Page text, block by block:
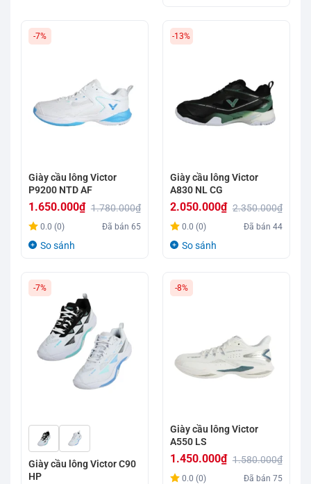
640.000₫.
-7%
Giày cầu lông Victor
P9200 NTD AF
1.780.000₫
Giá
gốc
1.650.000₫
Giá
hiện
1.650.000₫.
0.0 (0) Đã bán65
So sánh
-13%
Giày cầu lông Victor
A830 NL CG
2.350.000₫
Giá
gốc
2.050.000₫
Giá
hiện
2.050.000₫.
0.0 (0) Đã bán44
So sánh
-7%
Giày cầu lông Victor C90
HP
-8%
Giày cầu lông Victor
A550 LS
1.580.000₫
Giá
1.450.000₫
Giá0.0 (0) Đã bán75